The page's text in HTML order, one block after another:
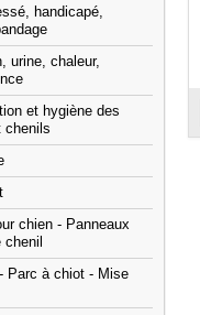
handicapé,
urine, chaleur,
et hygiène des
chenils
chien - Panneaux
Parc à chiot - Mise